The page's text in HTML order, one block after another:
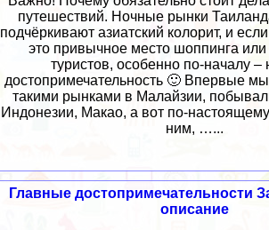
путешествий. Ночные рынки
подчёркивают азиатский колорит, и
это привычное место шоппинга
туристов, особенно по-началу –
достопримечательность 🙂 Впервые
такими рынками в Малайзии,
Индонезии, Макао, а вот по-настоящему
ним, …...
Главные достопримечательности
описание